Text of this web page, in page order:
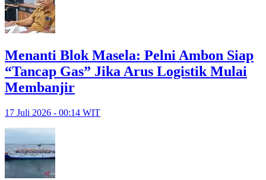
Menanti Blok Masela: Pelni Ambon Siap
“Tancap Gas” Jika Arus Logistik Mulai
Membanjir
17 Juli 2026 - 00:14 WIT